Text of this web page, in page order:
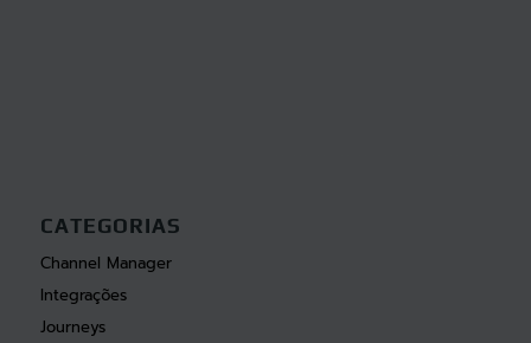
CATEGORIAS
Channel Manager
Integrações
Journeys